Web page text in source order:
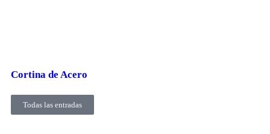
Cortina de Acero
Todas las entradas